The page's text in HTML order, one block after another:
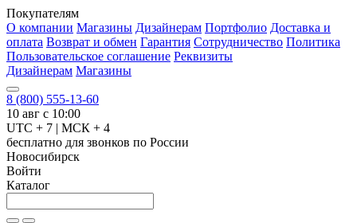
Покупателям
О компании Магазины Дизайнерам Портфолио Доставка и
оплата Возврат и обмен Гарантия Сотрудничество Политика
Пользовательское соглашение Реквизиты
Дизайнерам Магазины
8 (800) 555-13-60
10 авг с 10:00
UTC + 7 | МСК + 4
бесплатно для звонков по России
Новосибирск
Войти
Каталог